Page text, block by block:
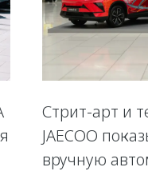
Стрит-арт и
JAECOO
вручную